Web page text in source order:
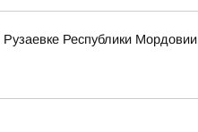
Республики Мордовии